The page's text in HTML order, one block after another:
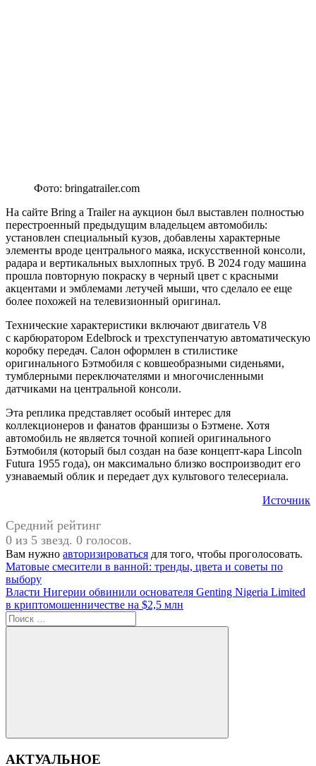
Фото: bringatrailer.com
На сайте Bring a Trailer на аукцион был выставлен полностью
перестроенный предыдущим владельцем автомобиль:
установлен специальный кузов, добавлены характерные
элементы вроде центрального маяка, искусственной консоли,
радара и вертикальных выхлопных труб. В 2024 году машина
прошла повторную покраску в черный цвет с красными
акцентами и эмблемами летучей мыши, что сделало ее еще
более похожей на телевизионный оригинал.
Технические характеристики включают двигатель V8
с карбюратором Edelbrock и трехступенчатую автоматическую
коробку передач. Салон оформлен в стилистике
оригинального Бэтмобиля с ковшеобразными сиденьями,
тумблерными переключателями и многочисленными
датчиками на центральной консоли.
Эта реплика представляет особый интерес для
коллекционеров и фанатов франшизы о Бэтмене. Хотя
автомобиль не является точной копией оригинального
Бэтмобиля (который был создан на базе концепт-кара Lincoln
Futura 1955 года), он максимально близко воспроизводит его
узнаваемый облик и передает дух культового телесериала.
Источник
Средний рейтинг
0 из 5 звезд. 0 голосов.
Вам нужно авторизироваться для того, чтобы проголосовать.
Навигация
по
записям
Предыдущая
запись:
Матовые смесители в ванной: тренды, цвета и советы по
выбору
Следующая
запись:
Власти Нигерии обвинили основателя Genting Nigeria Limited
в криптомошенничестве на $2,5 млн
Поиск
для:
Поиск
АКТУАЛЬНОЕ